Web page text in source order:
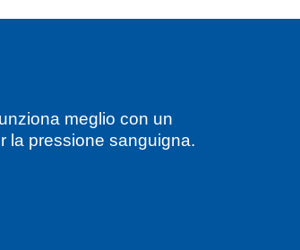
meglio con un
la pressione sanguigna.